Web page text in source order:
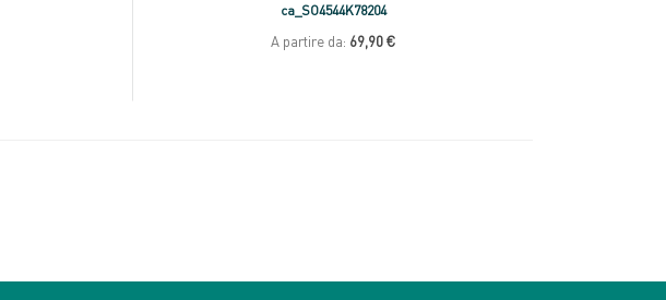
ca_SO4544K78204
A partire da: 69,90 €